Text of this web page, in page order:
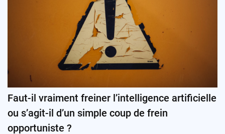
Faut-il vraiment freiner l’intelligence artificielle
ou s’agit-il d’un simple coup de frein
opportuniste ?